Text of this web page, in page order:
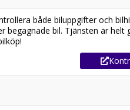
din bil helt gratis när vi
våra bilar. Passa på att
både biluppgifter och
begagnade bil. Tjänsten är